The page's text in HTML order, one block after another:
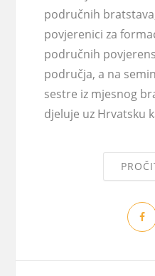
područnih
povjerenici za
područnih
područja, a na
sestre iz mjesnog
djeluje uz Hrvatsku